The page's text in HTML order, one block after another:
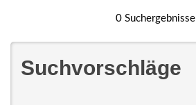
0 Suchergebnisse
Suchvorschläge